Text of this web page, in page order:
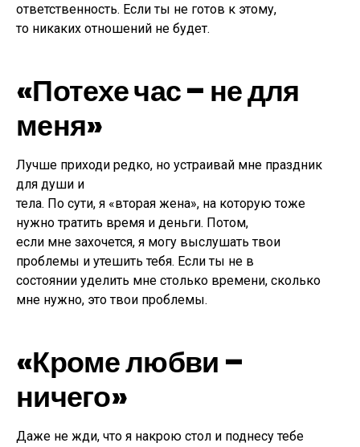
ответственность. Если ты не готов к этому,
то никаких отношений не будет.
«Потехе час – не для
меня»
Лучше приходи редко, но устраивай мне праздник
для души и
тела. По сути, я «вторая жена», на которую тоже
нужно тратить время и деньги. Потом,
если мне захочется, я могу выслушать твои
проблемы и утешить тебя. Если ты не в
состоянии уделить мне столько времени, сколько
мне нужно, это твои проблемы.
«Кроме любви –
ничего»
Даже не жди, что я накрою стол и поднесу тебе